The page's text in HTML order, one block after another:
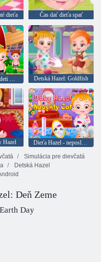
dieťa Čas dať dieťa spať
Starostlivosť o deti Hazel Detská Hazel: Goldfish
Hazel
Dieťa Hazel - neposlušné mačky
Simulácia pre dievčatá
Detská Hazel
Deň Zeme
Day